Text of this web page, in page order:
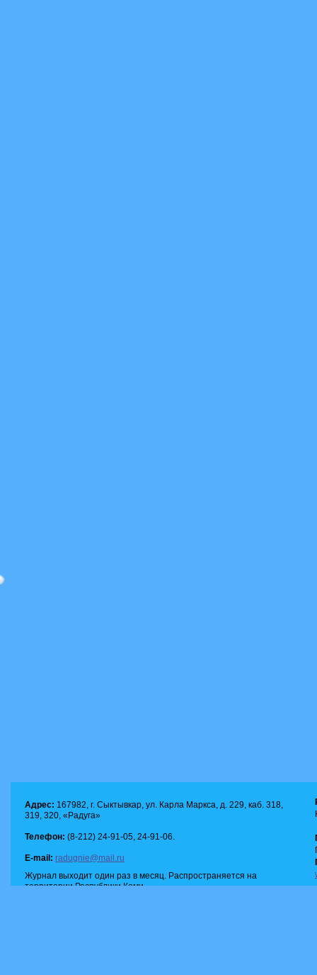
Адрес: 167982, г. Сыктывкар, ул. Карла Маркса, д. 229, каб. 318,
319, 320, «Радуга»
Телефон: (8-212) 24-91-05, 24-91-06.
E-mail: radugnie@mail.ru
Журнал выходит один раз в месяц. Распространяется на
территории Республики Коми.